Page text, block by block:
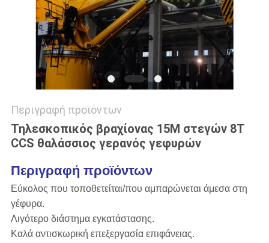
ΑΠΟΡΡΉΤΟΥ
Περιγραφή προϊόντων
Τηλεσκοπικός βραχίονας 15M στεγών 8T
CCS θαλάσσιος γερανός γεφυρών
Περιγραφή προϊόντων
Εύκολος που τοποθετείται/που αμπαρώνεται άμεσα στη
γέφυρα.
Λιγότερο διάστημα εγκατάστασης.
Καλά αντισκωρική επεξεργασία επιφάνειας.